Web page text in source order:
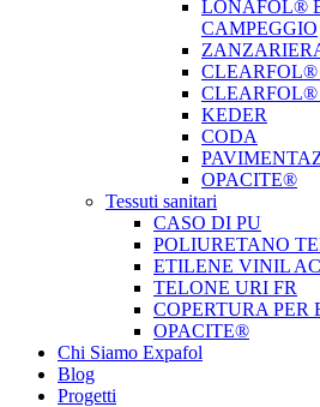
LONAFOL®
CAMPEGGIO
CLEARFOL®
CLEARFOL®
KEDER
CODA
OPACITE®
Tessuti sanitari
CASO DI PU
POLIURETANO
ETILENE VINIL
TELONE URI FR
COPERTURA
OPACITE®
Chi Siamo Expafol
Blog
Progetti